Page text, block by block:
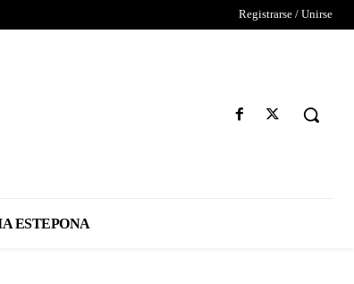
Registrarse / Unirse
ESTEPONA